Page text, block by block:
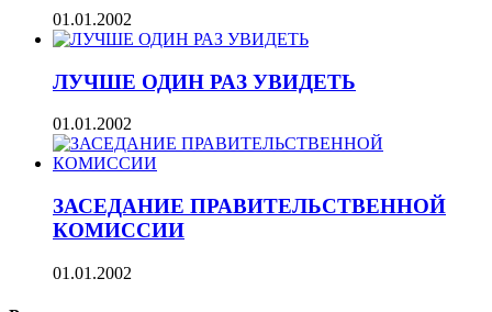
01.01.2002
ЛУЧШЕ ОДИН РАЗ УВИДЕТЬ
01.01.2002
ЗАСЕДАНИЕ ПРАВИТЕЛЬСТВЕННОЙ
КОМИССИИ
01.01.2002